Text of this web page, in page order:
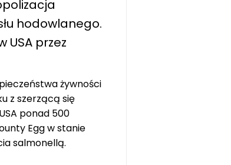
hodowlanego.
przez
żywności
z szerzącą się
ponad 500
Egg w stanie
salmonellą.